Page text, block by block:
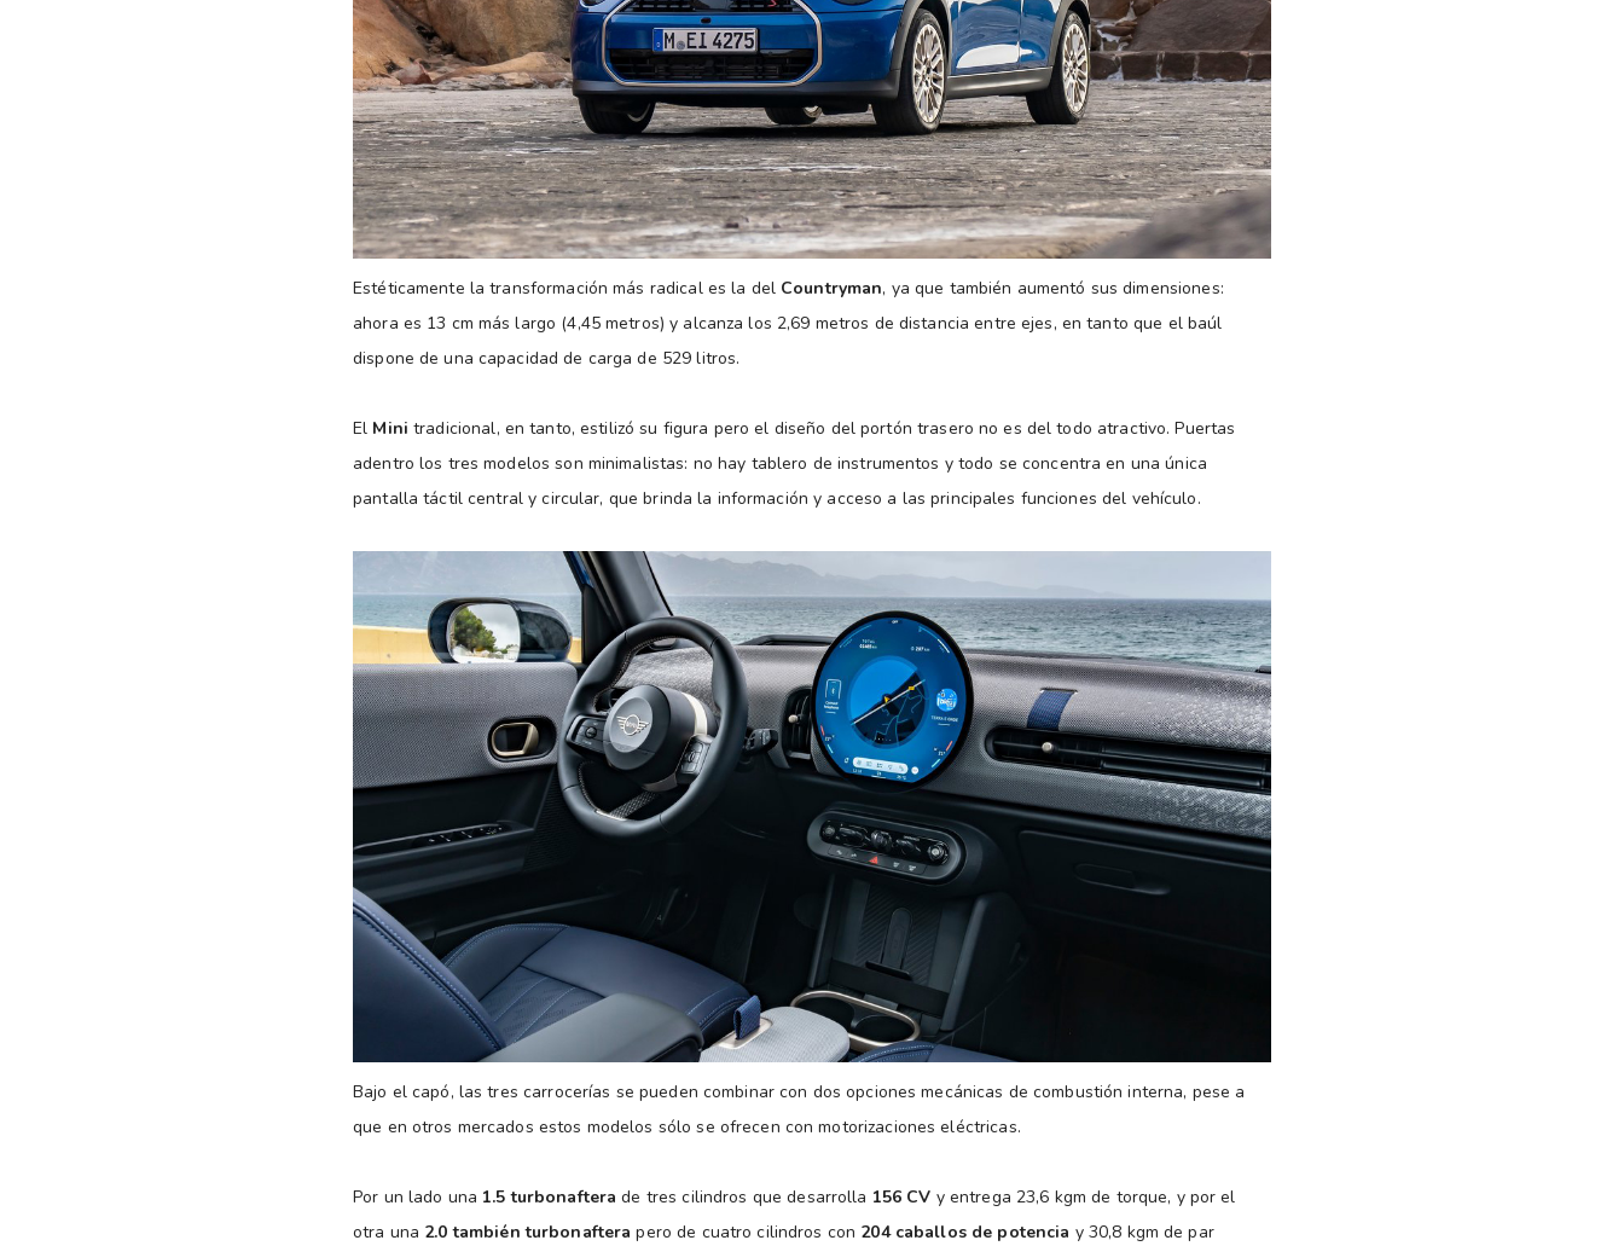
Estéticamente la transformación más radical es la del Countryman, ya que también aumentó sus dimensiones:
ahora es 13 cm más largo (4,45 metros) y alcanza los 2,69 metros de distancia entre ejes, en tanto que el baúl
dispone de una capacidad de carga de 529 litros.
El Mini tradicional, en tanto, estilizó su figura pero el diseño del portón trasero no es del todo atractivo. Puertas
adentro los tres modelos son minimalistas: no hay tablero de instrumentos y todo se concentra en una única
pantalla táctil central y circular, que brinda la información y acceso a las principales funciones del vehículo.
Bajo el capó, las tres carrocerías se pueden combinar con dos opciones mecánicas de combustión interna, pese a
que en otros mercados estos modelos sólo se ofrecen con motorizaciones eléctricas.
Por un lado una 1.5 turbonaftera de tres cilindros que desarrolla 156 CV y entrega 23,6 kgm de torque, y por el
otra una 2.0 también turbonaftera pero de cuatro cilindros con 204 caballos de potencia y 30,8 kgm de par